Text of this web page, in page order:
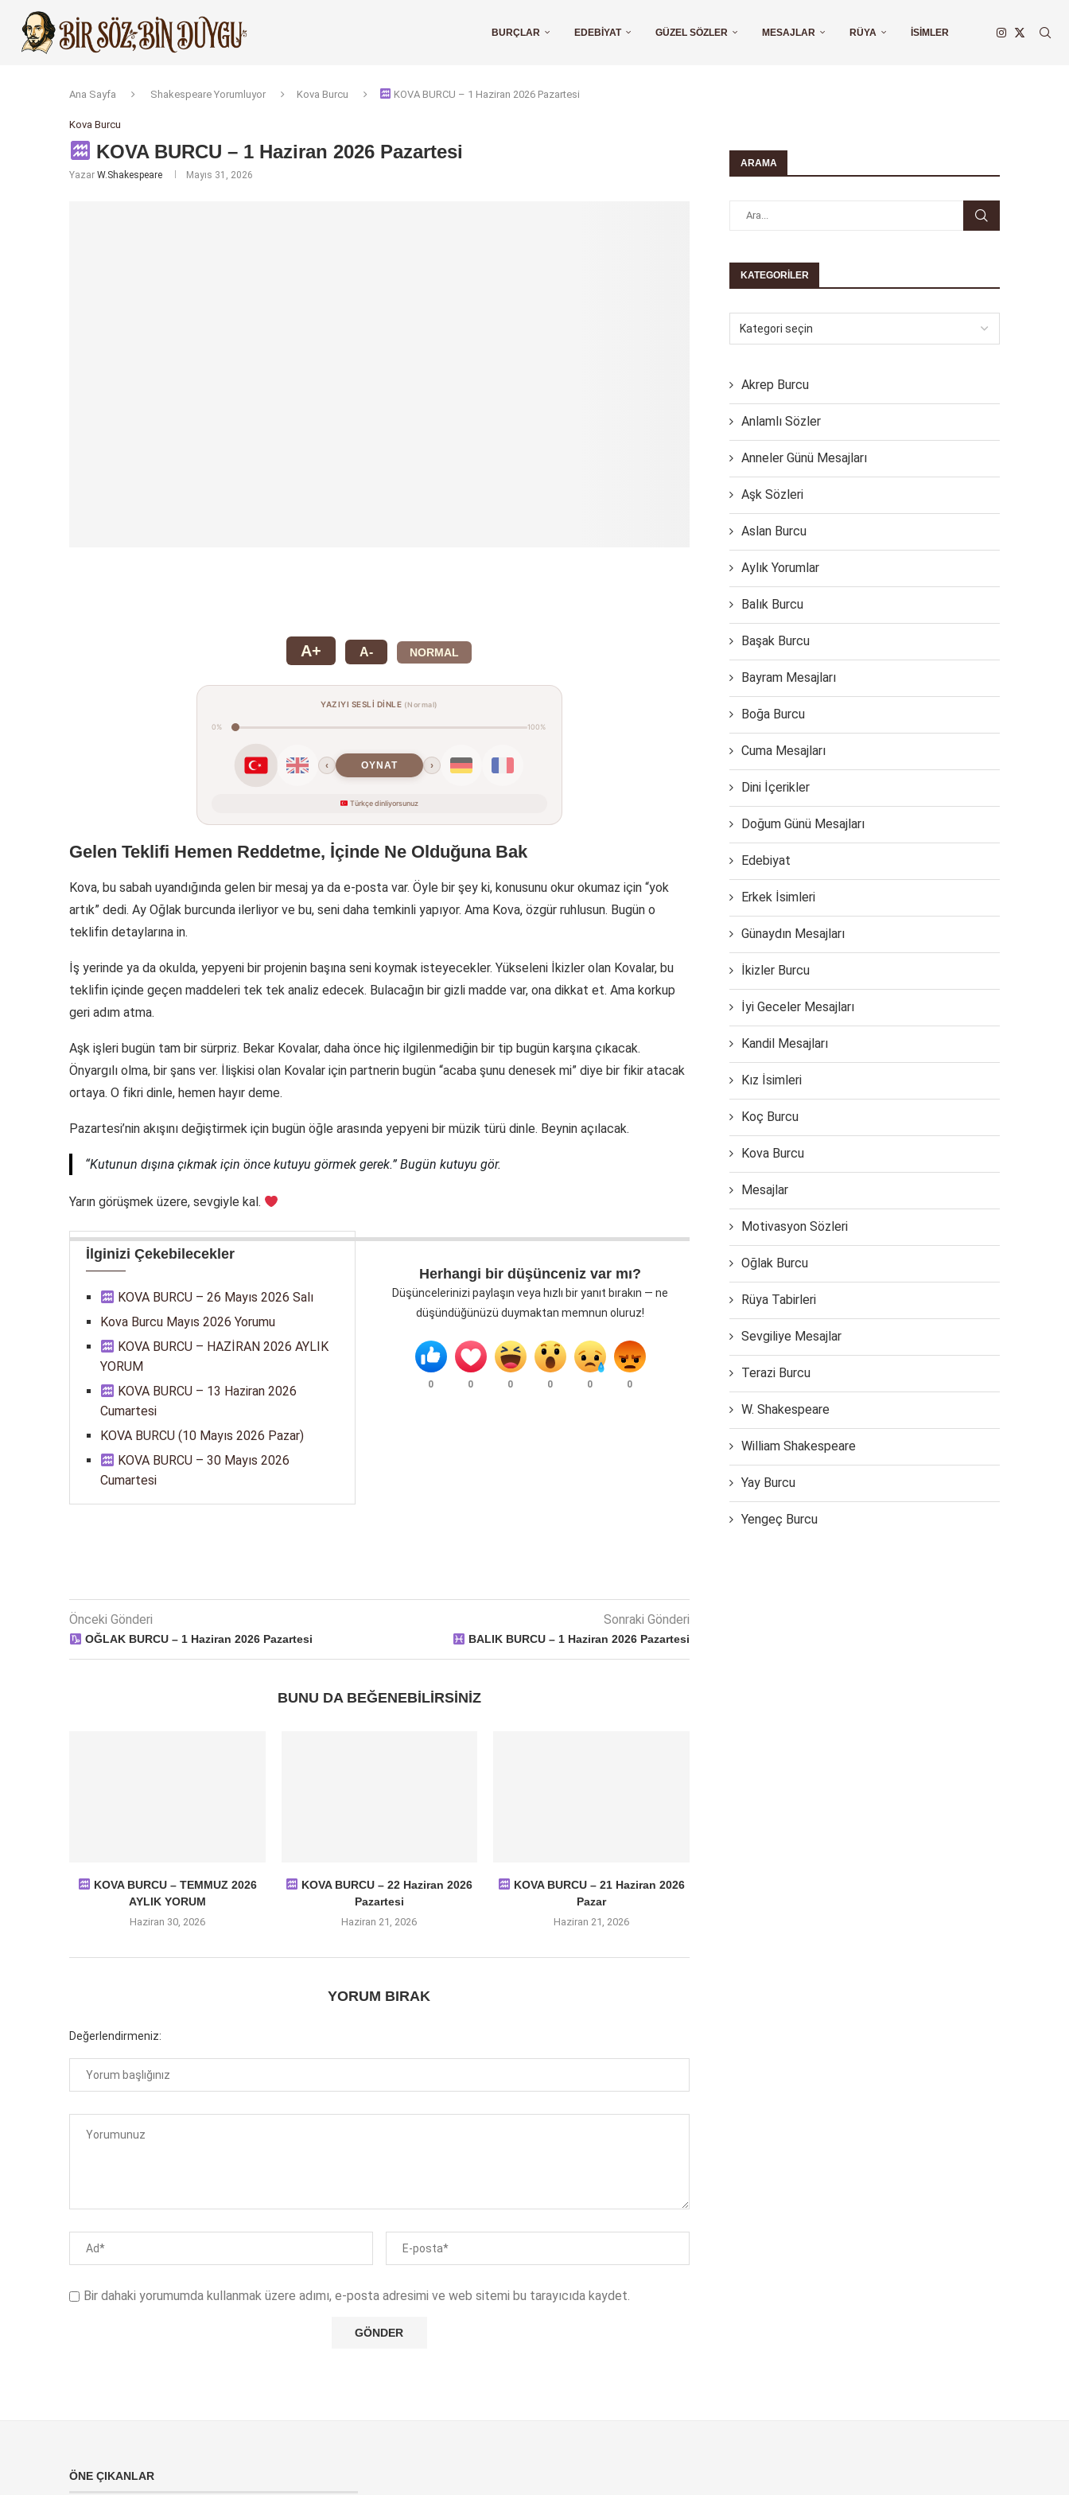
BURÇLAR EDEBIYAT GÜZEL SÖZLER MESAJLAR RÜYA İSIMLER
Ana Sayfa Shakespeare Yorumluyor Kova Burcu KOVA BURCU – 1 Haziran 2026 Pazartesi
Kova Burcu
KOVA BURCU – 1 Haziran 2026 Pazartesi
Yazar W.Shakespeare Mayıs 31, 2026
A+ A- NORMAL
YAZIYI SESLİ DİNLE (Normal)
0% 100%
‹ OYNAT ›
Türkçe dinliyorsunuz
Gelen Teklifi Hemen Reddetme, İçinde Ne Olduğuna Bak
Kova, bu sabah uyandığında gelen bir mesaj ya da e-posta var. Öyle bir şey ki, konusunu okur okumaz için “yok
artık” dedi. Ay Oğlak burcunda ilerliyor ve bu, seni daha temkinli yapıyor. Ama Kova, özgür ruhlusun. Bugün o
teklifin detaylarına in.
İş yerinde ya da okulda, yepyeni bir projenin başına seni koymak isteyecekler. Yükseleni İkizler olan Kovalar, bu
teklifin içinde geçen maddeleri tek tek analiz edecek. Bulacağın bir gizli madde var, ona dikkat et. Ama korkup
geri adım atma.
Aşk işleri bugün tam bir sürpriz. Bekar Kovalar, daha önce hiç ilgilenmediğin bir tip bugün karşına çıkacak.
Önyargılı olma, bir şans ver. İlişkisi olan Kovalar için partnerin bugün “acaba şunu denesek mi” diye bir fikir atacak
ortaya. O fikri dinle, hemen hayır deme.
Pazartesi’nin akışını değiştirmek için bugün öğle arasında yepyeni bir müzik türü dinle. Beynin açılacak.
“Kutunun dışına çıkmak için önce kutuyu görmek gerek.” Bugün kutuyu gör.
Yarın görüşmek üzere, sevgiyle kal.
İlginizi Çekebilecekler
KOVA BURCU – 26 Mayıs 2026 Salı
Kova Burcu Mayıs 2026 Yorumu
KOVA BURCU – HAZİRAN 2026 AYLIK
YORUM
KOVA BURCU – 13 Haziran 2026
Cumartesi
KOVA BURCU (10 Mayıs 2026 Pazar)
KOVA BURCU – 30 Mayıs 2026
Cumartesi
Herhangi bir düşünceniz var mı?
Düşüncelerinizi paylaşın veya hızlı bir yanıt bırakın — ne
düşündüğünüzü duymaktan memnun oluruz!
0 0 0 0 0 0
Önceki Gönderi
OĞLAK BURCU – 1 Haziran 2026 Pazartesi
Sonraki Gönderi
BALIK BURCU – 1 Haziran 2026 Pazartesi
BUNU DA BEĞENEBILIRSINIZ
KOVA BURCU – TEMMUZ 2026
AYLIK YORUM
Haziran 30, 2026
KOVA BURCU – 22 Haziran 2026
Pazartesi
Haziran 21, 2026
KOVA BURCU – 21 Haziran 2026
Pazar
Haziran 21, 2026
YORUM BIRAK
Değerlendirmeniz:
Bir dahaki yorumumda kullanmak üzere adımı, e-posta adresimi ve web sitemi bu tarayıcıda kaydet.
ARAMA
KATEGORILER
Akrep Burcu
Anlamlı Sözler
Anneler Günü Mesajları
Aşk Sözleri
Aslan Burcu
Aylık Yorumlar
Balık Burcu
Başak Burcu
Bayram Mesajları
Boğa Burcu
Cuma Mesajları
Dini İçerikler
Doğum Günü Mesajları
Edebiyat
Erkek İsimleri
Günaydın Mesajları
İkizler Burcu
İyi Geceler Mesajları
Kandil Mesajları
Kız İsimleri
Koç Burcu
Kova Burcu
Mesajlar
Motivasyon Sözleri
Oğlak Burcu
Rüya Tabirleri
Sevgiliye Mesajlar
Terazi Burcu
W. Shakespeare
William Shakespeare
Yay Burcu
Yengeç Burcu
ÖNE ÇIKANLAR